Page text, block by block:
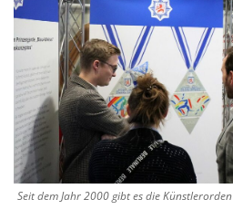
Seit dem Jahr 2000 gibt es die Künstlerorden